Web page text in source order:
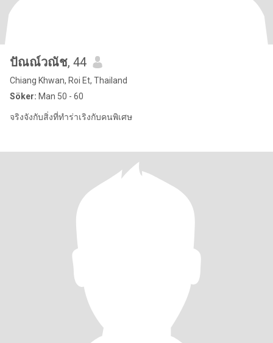
ปัณณ์วณัช, 44
Chiang Khwan, Roi Et, Thailand
Söker: Man 50 - 60
จริงจังกับสิ่งที่ทำร่าเริงกับคนพิเศษ